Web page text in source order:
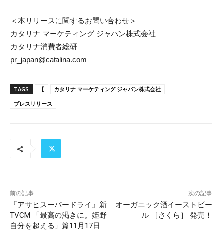
＜本リリースに関するお問い合わせ＞
カタリナ マーケティング ジャパン株式会社
カタリナ消費者総研
pr_japan@catalina.com
TAGS 【
カタリナ マーケティング ジャパン株式会社
プレスリリース
前の記事
『アサヒスーパードライ』新
TVCM 「最高の渇きに。姫野
自分を超える」篇11月17日
次の記事
オーガニック酒イーストビー
ル ［さくら］ 発売！